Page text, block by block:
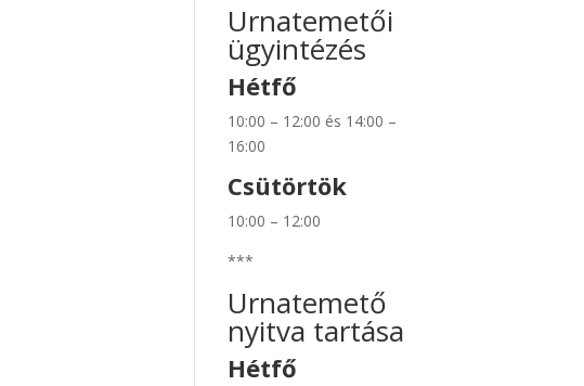
Urnatemetői
ügyintézés
Hétfő
10:00 – 12:00 és 14:00 –
16:00
Csütörtök
10:00 – 12:00
***
Urnatemető
nyitva tartása
Hétfő